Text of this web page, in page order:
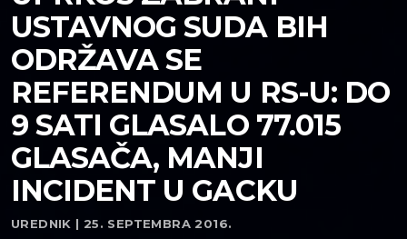
USTAVNOG SUDA BIH
ODRŽAVA SE
REFERENDUM U RS-U: DO
9 SATI GLASALO 77.015
GLASAČA, MANJI
INCIDENT U GACKU
UREDNIK | 25. SEPTEMBRA 2016.